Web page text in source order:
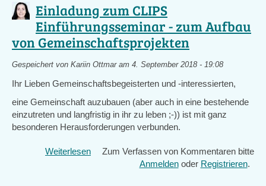
Einladung zum CLIPS
Einführungsseminar - zum Aufbau
von Gemeinschaftsprojekten
Gespeichert von Kariin Ottmaram 4. September 2018 - 19:08
Ihr Lieben Gemeinschaftsbegeisterten und -interessierten,
eine Gemeinschaft auzubauen (aber auch in eine bestehende
einzutreten und langfristig in ihr zu leben ;-)) ist mit ganz
besonderen Herausforderungen verbunden.
Weiterlesen überZum Verfassen von Kommentaren bitte
Anmeldenoder Registrieren.